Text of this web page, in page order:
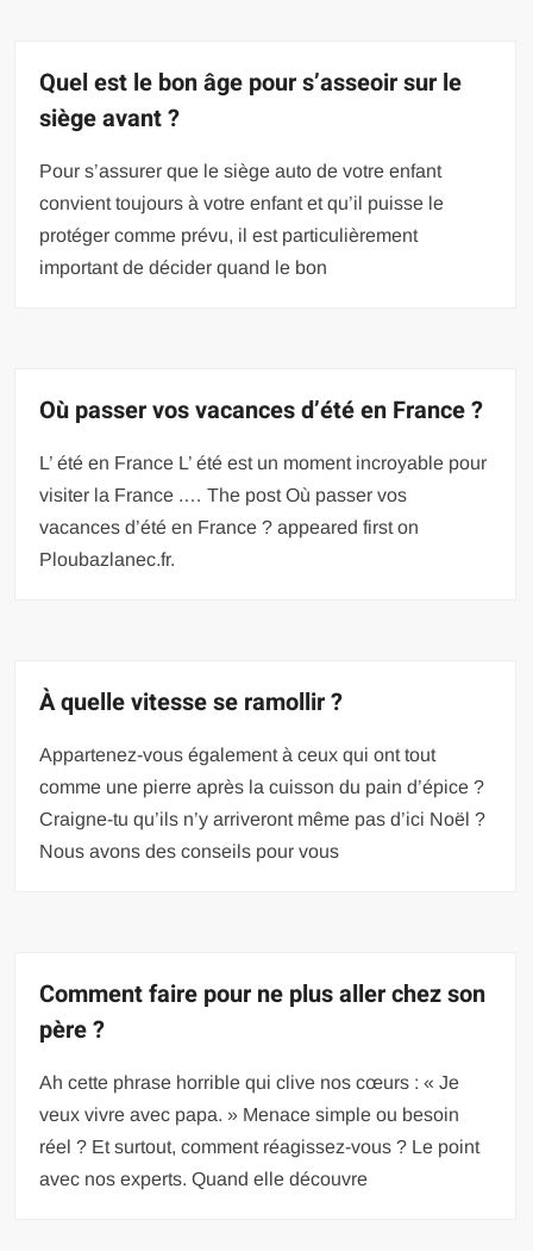
Quel est le bon âge pour s’asseoir sur le
siège avant ?
Pour s’assurer que le siège auto de votre enfant
convient toujours à votre enfant et qu’il puisse le
protéger comme prévu, il est particulièrement
important de décider quand le bon
Où passer vos vacances d’été en France ?
L’ été en France L’ été est un moment incroyable pour
visiter la France .… The post Où passer vos
vacances d’été en France ? appeared first on
Ploubazlanec.fr.
À quelle vitesse se ramollir ?
Appartenez-vous également à ceux qui ont tout
comme une pierre après la cuisson du pain d’épice ?
Craigne-tu qu’ils n’y arriveront même pas d’ici Noël ?
Nous avons des conseils pour vous
Comment faire pour ne plus aller chez son
père ?
Ah cette phrase horrible qui clive nos cœurs : « Je
veux vivre avec papa. » Menace simple ou besoin
réel ? Et surtout, comment réagissez-vous ? Le point
avec nos experts. Quand elle découvre